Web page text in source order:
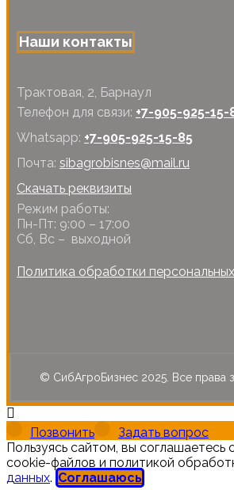
Наши контакты
Трактовая, 2, Барнаул
Телефон для связи: +7-905-925-15-
Whatsapp: +7-905-925-15-85
Почта: sibagrobisnes@mail.ru
Скачать реквизиты
Режим работы:
Пн-Пт: 9:00 – 17:00
Сб, Вс – выходной
Политика обработки
© СибАгроБизнес 2025. Все права
Позвонить
Задать вопрос
Пользуясь сайтом, вы соглашаетесь
cookie-файлов и политикой
данных. Соглашаюсь